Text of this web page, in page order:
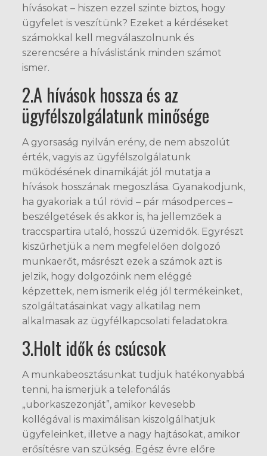
hívásokat – hiszen ezzel szinte biztos, hogy
ügyfelet is veszítünk? Ezeket a kérdéseket
számokkal kell megválaszolnunk és
szerencsére a híváslistánk minden számot
ismer.
2.A hívások hossza és az
ügyfélszolgálatunk minősége
A gyorsaság nyilván erény, de nem abszolút
érték, vagyis az ügyfélszolgálatunk
működésének dinamikáját jól mutatja a
hívások hosszának megoszlása. Gyanakodjunk,
ha gyakoriak a túl rövid – pár másodperces –
beszélgetések és akkor is, ha jellemzőek a
traccspartira utaló, hosszú üzemidők. Egyrészt
kiszűrhetjük a nem megfelelően dolgozó
munkaerőt, másrészt ezek a számok azt is
jelzik, hogy dolgozóink nem eléggé
képzettek, nem ismerik elég jól termékeinket,
szolgáltatásainkat vagy alkatilag nem
alkalmasak az ügyfélkapcsolati feladatokra.
3.Holt idők és csúcsok
A munkabeosztásunkat tudjuk hatékonyabbá
tenni, ha ismerjük a telefonálás
„uborkaszezonját”, amikor kevesebb
kollégával is maximálisan kiszolgálhatjuk
ügyfeleinket, illetve a nagy hajtásokat, amikor
erősítésre van szükség. Egész évre előre